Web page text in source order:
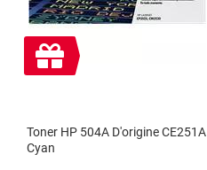
Cadeau
gratuit
Toner HP 504A D'origine CE251A
Cyan